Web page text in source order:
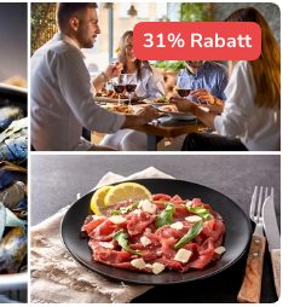
31% Rabatt